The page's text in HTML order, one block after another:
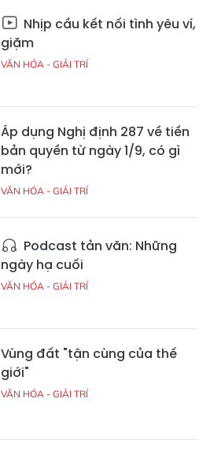
Nhịp cầu kết nối tình yêu ví,
giặm
VĂN HÓA - GIẢI TRÍ
Áp dụng Nghị định 287 về tiền
bản quyền từ ngày 1/9, có gì
mới?
VĂN HÓA - GIẢI TRÍ
Podcast tản văn: Những
ngày hạ cuối
VĂN HÓA - GIẢI TRÍ
Vùng đất "tận cùng của thế
giới"
VĂN HÓA - GIẢI TRÍ